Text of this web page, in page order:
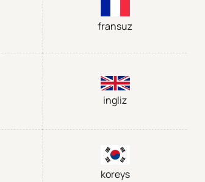
fransuz
ingliz
koreys